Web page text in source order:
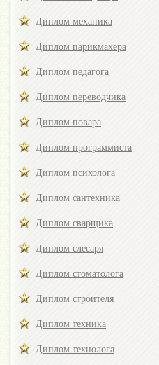
Диплом механика
Диплом парикмахера
Диплом педагога
Диплом переводчика
Диплом повара
Диплом программиста
Диплом психолога
Диплом сантехника
Диплом сварщика
Диплом слесаря
Диплом стоматолога
Диплом строителя
Диплом техника
Диплом технолога